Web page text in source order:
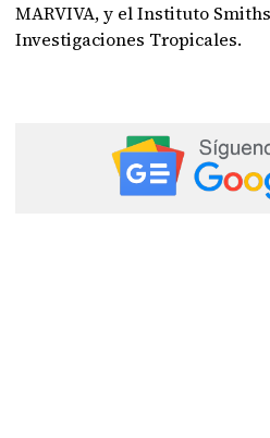
MARVIVA, y el Instituto
Investigaciones Tropicales.